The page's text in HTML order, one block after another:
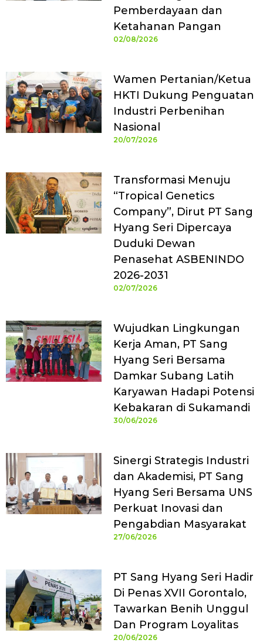
Pemberdayaan dan
Ketahanan Pangan
02/08/2026
Wamen Pertanian/Ketua
HKTI Dukung Penguatan
Industri Perbenihan
Nasional
20/07/2026
Transformasi Menuju
“Tropical Genetics
Company”, Dirut PT Sang
Hyang Seri Dipercaya
Duduki Dewan
Penasehat ASBENINDO
2026-2031
02/07/2026
Wujudkan Lingkungan
Kerja Aman, PT Sang
Hyang Seri Bersama
Damkar Subang Latih
Karyawan Hadapi Potensi
Kebakaran di Sukamandi
30/06/2026
Sinergi Strategis Industri
dan Akademisi, PT Sang
Hyang Seri Bersama UNS
Perkuat Inovasi dan
Pengabdian Masyarakat
27/06/2026
PT Sang Hyang Seri Hadir
Di Penas XVII Gorontalo,
Tawarkan Benih Unggul
Dan Program Loyalitas
20/06/2026